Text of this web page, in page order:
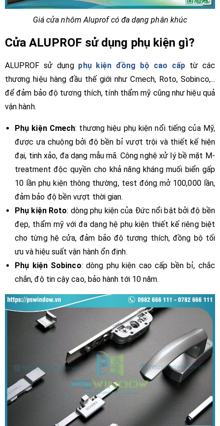
Giá cửa nhôm Aluprof có đa dạng phân khúc
Cửa ALUPROF sử dụng phụ kiện gì?
ALUPROF sử dụng phụ kiện đồng bộ cao cấp từ các
thương hiệu hàng đầu thế giới như Cmech, Roto, Sobinco,...
để đảm bảo độ tương thích, tính thẩm mỹ cũng như hiệu quả
vận hành.
Phụ kiện Cmech: thương hiệu phụ kiện nổi tiếng của Mỹ,
được ưa chuộng bởi độ bền bỉ vượt trội và thiết kế hiện
đại, tinh xảo, đa dạng mẫu mã. Công nghệ xử lý bề mặt M-
treatment độc quyền cho khả năng kháng muối biển gấp
10 lần phụ kiện thông thường, test đóng mở 100,000 lần,
đảm bảo độ bền vượt thời gian.
Phụ kiện Roto: dòng phụ kiện của Đức nổi bật bởi độ bền
đẹp, thẩm mỹ với đa dạng hệ phụ kiện thiết kế riêng biệt
cho từng hệ cửa, đảm bảo độ tương thích, đồng bộ tối
ưu và hiệu suất vận hành ổn định.
Phụ kiện Sobinco: dòng phụ kiện cao cấp bền bỉ, chắc
chắn, độ tin cậy cao, bảo hành tới 10 năm.